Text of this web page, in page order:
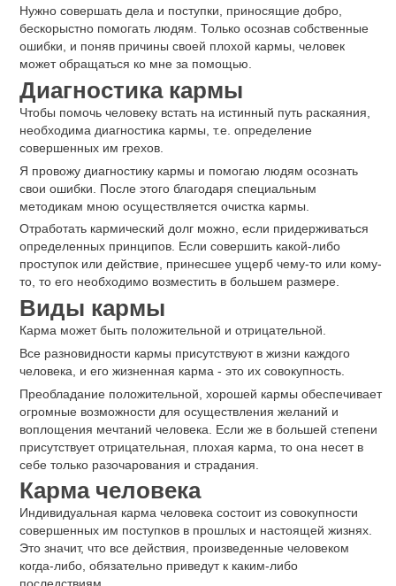
Нужно совершать дела и поступки, приносящие добро,
бескорыстно помогать людям. Только осознав собственные
ошибки, и поняв причины своей плохой кармы, человек
может обращаться ко мне за помощью.
Диагностика кармы
Чтобы помочь человеку встать на истинный путь раскаяния,
необходима диагностика кармы, т.е. определение
совершенных им грехов.
Я провожу диагностику кармы и помогаю людям осознать
свои ошибки. После этого благодаря специальным
методикам мною осуществляется очистка кармы.
Отработать кармический долг можно, если придерживаться
определенных принципов. Если совершить какой-либо
проступок или действие, принесшее ущерб чему-то или кому-
то, то его необходимо возместить в большем размере.
Виды кармы
Карма может быть положительной и отрицательной.
Все разновидности кармы присутствуют в жизни каждого
человека, и его жизненная карма - это их совокупность.
Преобладание положительной, хорошей кармы обеспечивает
огромные возможности для осуществления желаний и
воплощения мечтаний человека. Если же в большей степени
присутствует отрицательная, плохая карма, то она несет в
себе только разочарования и страдания.
Карма человека
Индивидуальная карма человека состоит из совокупности
совершенных им поступков в прошлых и настоящей жизнях.
Это значит, что все действия, произведенные человеком
когда-либо, обязательно приведут к каким-либо